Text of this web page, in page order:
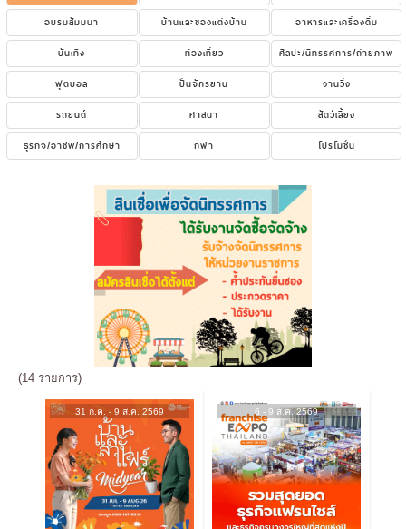
อบรมสัมมนา
บ้านและของแต่งบ้าน
อาหารและเครื่องดื่ม
บันเทิง
ท่องเที่ยว
ศิลปะ/นิทรรศการ/ถ่ายภาพ
ฟุตบอล
ปั่นจักรยาน
งานวิ่ง
รถยนต์
ศาสนา
สัตว์เลี้ยง
ธุรกิจ/อาชีพ/การศึกษา
กีฬา โปรโมชั่น
(14 รายการ)
31 ก.ค. - 9 ส.ค. 2569 6 - 9 ส.ค. 2569